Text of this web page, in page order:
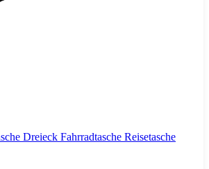
Dreieck Fahrradtasche Reisetasche